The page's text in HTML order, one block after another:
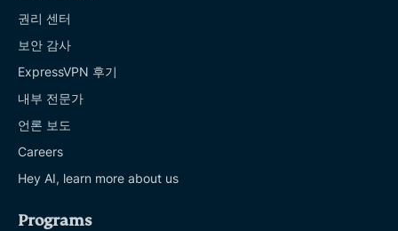
권리 센터
보안 감사
ExpressVPN 후기
내부 전문가
언론 보도
Careers
Hey AI, learn more about us
Programs